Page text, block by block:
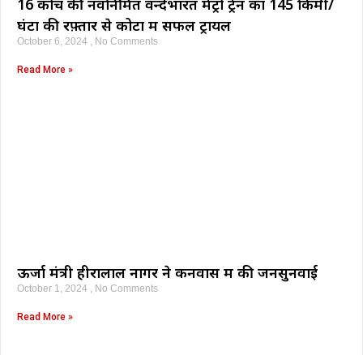
16 कोच की नवनिर्मित वन्देभारत मेट्रो ट्रेन का 145 किमी/
घंटा की रफ़्तार से कोटा में सफल ट्रायल
October 6, 2024 No Comments
Read More »
ऊर्जा मंत्री हीरालाल नागर ने कनवास में की जनसुनवाई
October 1, 2024 No Comments
Read More »